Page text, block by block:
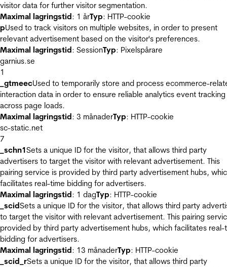
visitor data for further visitor segmentation.
Maximal lagringstid: 1 årTyp: HTTP-cookie
pUsed to track visitors on multiple websites, in order to present
relevant advertisement based on the visitor's preferences.
Maximal lagringstid: SessionTyp: Pixelspårare
garnius.se
1
_gtmeecUsed to temporarily store and process ecommerce-
interaction data in order to ensure reliable analytics event tracking
across page loads.
Maximal lagringstid: 3 månaderTyp: HTTP-cookie
sc-static.net
7
_schn1Sets a unique ID for the visitor, that allows third party
advertisers to target the visitor with relevant advertisement. This
pairing service is provided by third party advertisement hubs,
facilitates real-time bidding for advertisers.
Maximal lagringstid: 1 dagTyp: HTTP-cookie
_scidSets a unique ID for the visitor, that allows third party
to target the visitor with relevant advertisement. This pairing
provided by third party advertisement hubs, which facilitates real-
bidding for advertisers.
Maximal lagringstid: 13 månaderTyp: HTTP-cookie
_scid_rSets a unique ID for the visitor, that allows third party